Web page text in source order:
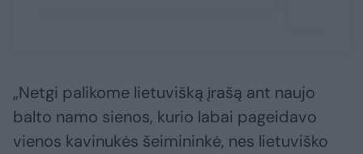
„Netgi palikome lietuvišką įrašą ant naujo
balto namo sienos, kurio labai pageidavo
vienos kavinukės šeimininkė, nes lietuviško